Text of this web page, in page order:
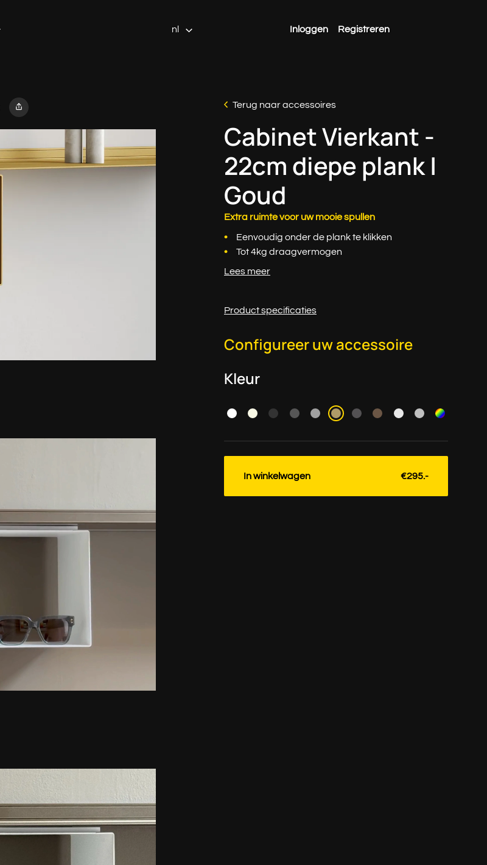
nl Inloggen Registreren
Terug naar accessoires
Cabinet Vierkant -
22cm diepe plank |
Goud
Extra ruimte voor uw mooie spullen
Eenvoudig onder de plank te klikken
Tot 4kg draagvermogen
Lees meer
Product specificaties
Configureer uw accessoire
Kleur
In winkelwagen €295.-